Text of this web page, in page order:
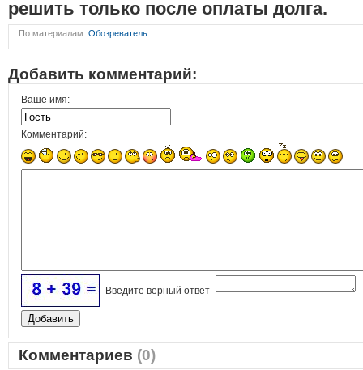
решить только после оплаты долга.
По материалам: Обозреватель
Добавить комментарий:
Ваше имя:
Комментарий:
Введите верный ответ
Комментариев (0)